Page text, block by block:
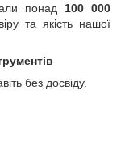
понад 100 000
та якість нашої
без досвіду.